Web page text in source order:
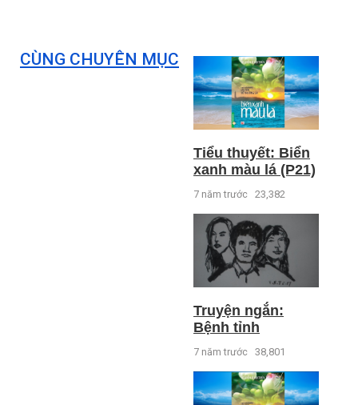
CÙNG CHUYÊN MỤC
Tiểu thuyết: Biển
xanh màu lá (P21)
7 năm trước 23,382
Truyện ngắn:
Bệnh tỉnh
7 năm trước 38,801